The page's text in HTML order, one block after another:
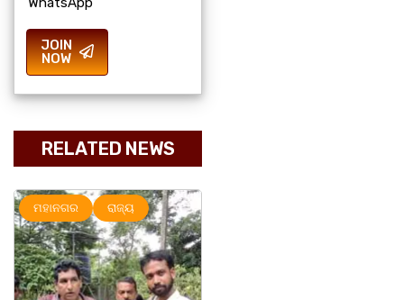
JOIN
NOW
RELATED NEWS
ମହାନଗର ରାଜ୍ୟ